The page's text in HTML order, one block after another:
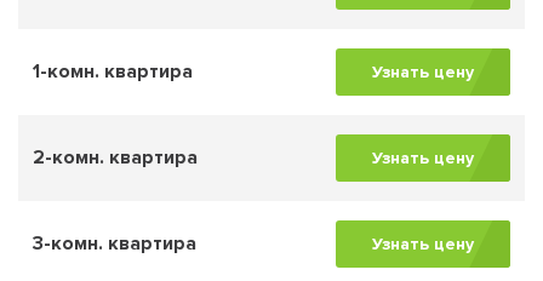
1-комн. квартира Узнать цену
2-комн. квартира Узнать цену
3-комн. квартира Узнать цену